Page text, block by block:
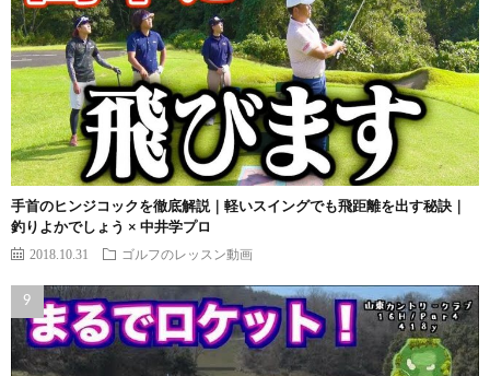
手首のヒンジコックを徹底解説｜軽いスイングでも飛距離を出す秘訣｜
釣りよかでしょう × 中井学プロ
2018.10.31 ゴルフのレッスン動画